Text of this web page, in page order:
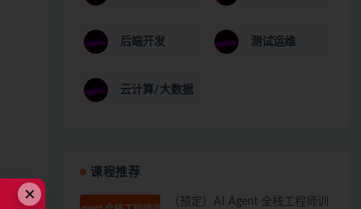
后端开发 测试运维
云计算/大数据
课程推荐
（预定）AI Agent 全栈工程师训
×